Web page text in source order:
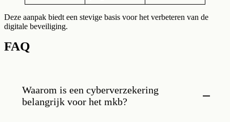
Deze aanpak biedt een stevige basis voor het verbeteren van de
digitale beveiliging.
FAQ
Waarom is een cyberverzekering
belangrijk voor het mkb?